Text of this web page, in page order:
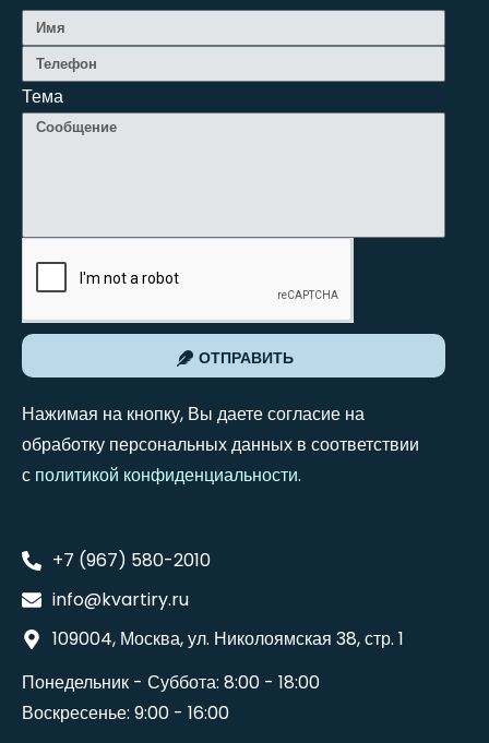
Тема
ОТПРАВИТЬ
Нажимая на кнопку, Вы даете согласие на
обработку персональных данных в соответствии
с политикой конфиденциальности.
+7 (967) 580-2010
info@kvartiry.ru
109004, Москва, ул. Николоямская 38, стр. 1
Понедельник - Суббота: 8:00 - 18:00
Воскресенье: 9:00 - 16:00